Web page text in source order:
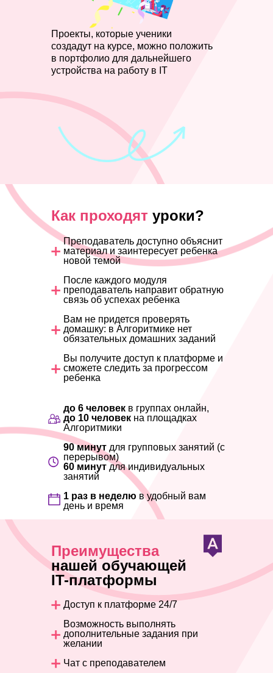
Проекты, которые ученики
создадут на курсе, можно положить
в портфолио для дальнейшего
устройства на работу в IT
Как проходят уроки?
Преподаватель доступно объяснит
материал и заинтересует ребенка
новой темой
После каждого модуля
преподаватель направит обратную
связь об успехах ребенка
Вам не придется проверять
домашку: в Алгоритмике нет
обязательных домашних заданий
Вы получите доступ к платформе и
сможете следить за прогрессом
ребенка
до 6 человек в группах онлайн,
до 10 человек на площадках
Алгоритмики
90 минут для групповых занятий (с
перерывом)
60 минут для индивидуальных
занятий
1 раз в неделю в удобный вам
день и время
Преимущества
нашей обучающей
IT-платформы
Доступ к платформе 24/7
Возможность выполнять
дополнительные задания при
желании
Чат с преподавателем